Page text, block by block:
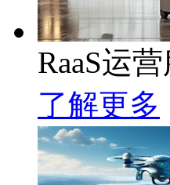
RaaS运
了解更多